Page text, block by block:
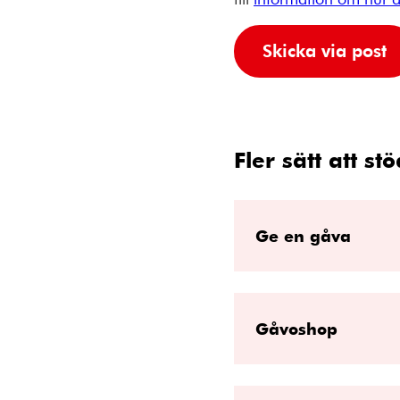
Skicka via post
Fler sätt att
Ge en gåva
Gåvoshop